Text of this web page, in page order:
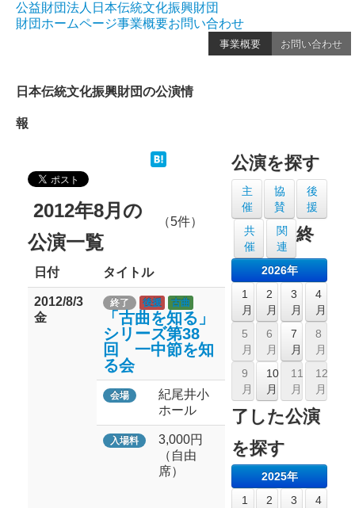
公益財団法人日本伝統文化振興財団
財団ホームページ事業概要お問い合わせ
日本伝統文化振興財団の公演情
報
事業概要 お問い合わせ
2012年8月の
公演一覧
（5件）
日付 タイトル
2012/8/3
金
終了 後援 古曲
「古曲を知る」
シリーズ第38
回 一中節を知
る会
会場
紀尾井小
ホール
入場料
3,000円
（自由
席）
公演を探す
主
催
協
賛
後
援
共
催
関
連
2026年
1
月
2
月
3
月
4
月
5
月
6
月
7
月
8
月
9
月
10
月
11
月
12
月
終
了した公演
を探す
2025年
1
2
3
4